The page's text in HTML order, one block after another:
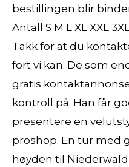
bestillingen blir
Antall S M L XL XXL
Takk for at du
fort vi kan. De som
gratis
kontroll på. Han får
presentere en
proshop. En tur med
høyden til